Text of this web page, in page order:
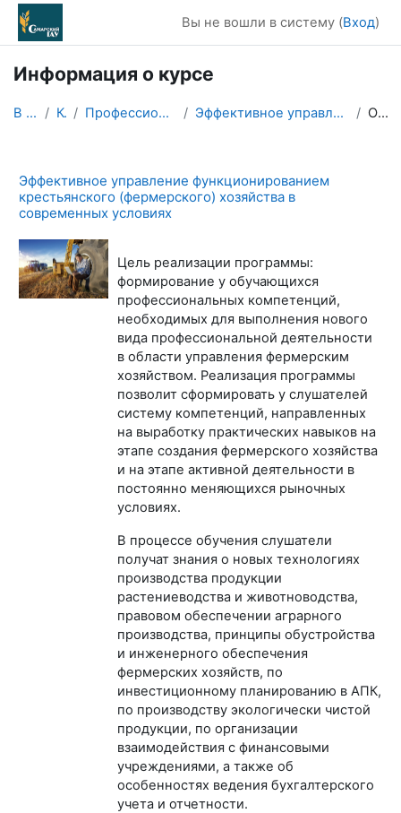
Перейти к основному содержанию
Вы не вошли в систему (Вход)
Информация о курсе
В начало Курсы Профессиональная переподготовка Эффективное управление функционированием К(Ф)Хо (ф... Описание
Эффективное управление функционированием
крестьянского (фермерского) хозяйства в
современных условиях
Цель реализации программы:
формирование у обучающихся
профессиональных компетенций,
необходимых для выполнения нового
вида профессиональной деятельности
в области управления фермерским
хозяйством. Реализация программы
позволит сформировать у слушателей
систему компетенций, направленных
на выработку практических навыков на
этапе создания фермерского хозяйства
и на этапе активной деятельности в
постоянно меняющихся рыночных
условиях.
В процессе обучения слушатели
получат знания о новых технологиях
производства продукции
растениеводства и животноводства,
правовом обеспечении аграрного
производства, принципы обустройства
и инженерного обеспечения
фермерских хозяйств, по
инвестиционному планированию в АПК,
по производству экологически чистой
продукции, по организации
взаимодействия с финансовыми
учреждениями, а также об
особенностях ведения бухгалтерского
учета и отчетности.